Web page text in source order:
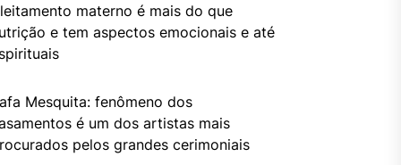
materno é mais do que
e tem aspectos emocionais e até
Mesquita: fenômeno dos
é um dos artistas mais
pelos grandes cerimoniais